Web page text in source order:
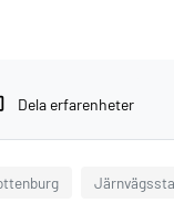
Dela erfarenheter